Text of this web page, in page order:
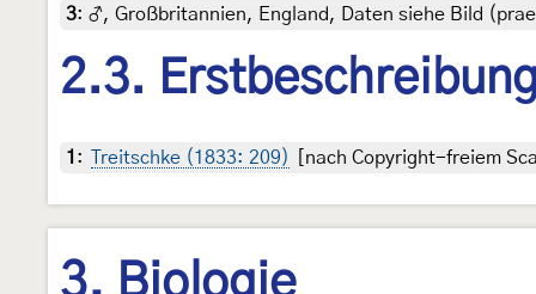
3: ♂, Großbritannien, England, Daten siehe Bild
2.3.
1 : Treitschke (1833: 209) [nach Copyright-freiem
3. Biologie